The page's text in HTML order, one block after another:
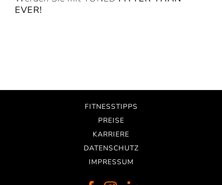
EVER!
FITNESSTIPPS
PREISE
KARRIERE
DATENSCHUTZ
IMPRESSUM